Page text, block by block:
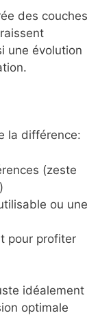
des couches
une évolution
la différence:
(zeste
ou une
pour profiter
idéalement
optimale